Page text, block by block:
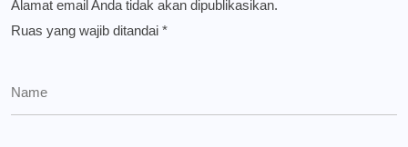
Alamat email Anda tidak akan dipublikasikan.
Ruas yang wajib ditandai *